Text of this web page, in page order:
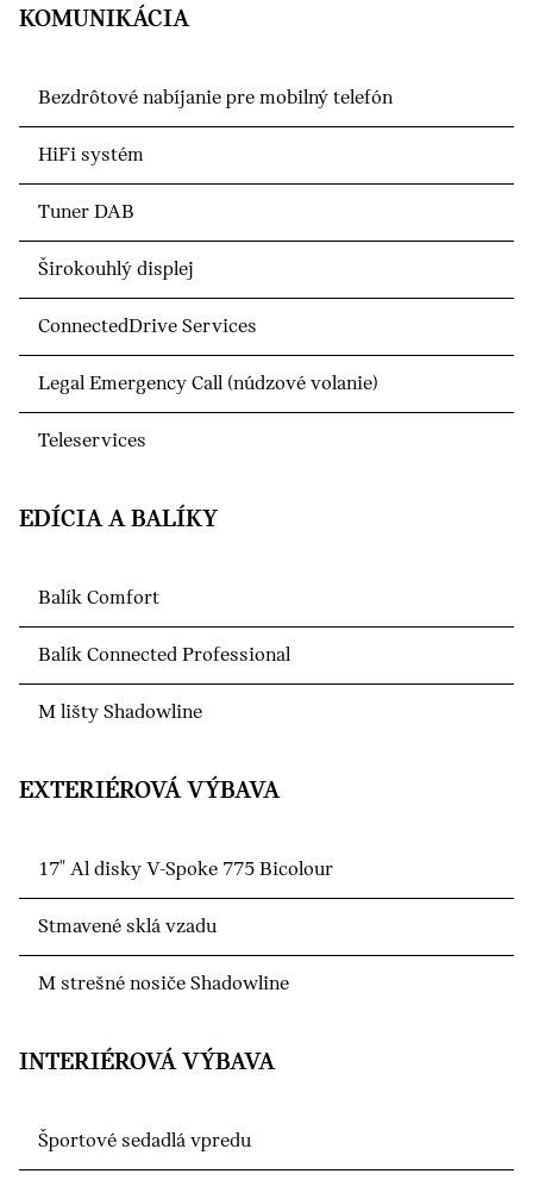
KOMUNIKÁCIA
Bezdrôtové nabíjanie pre mobilný telefón
HiFi systém
Tuner DAB
Širokouhlý displej
ConnectedDrive Services
Legal Emergency Call (núdzové volanie)
Teleservices
EDÍCIA A BALÍKY
Balík Comfort
Balík Connected Professional
M lišty Shadowline
EXTERIÉROVÁ VÝBAVA
17" Al disky V-Spoke 775 Bicolour
Stmavené sklá vzadu
M strešné nosiče Shadowline
INTERIÉROVÁ VÝBAVA
Športové sedadlá vpredu